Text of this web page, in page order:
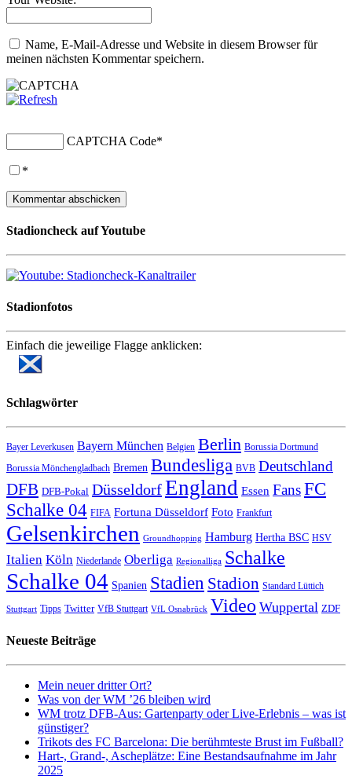
Name, E-Mail-Adresse und Website in diesem Browser für
meinen nächsten Kommentar speichern.
CAPTCHA Code*
*
Stadioncheck auf Youtube
Stadionfotos
Einfach die jeweilige Flagge anklicken:
Schlagwörter
Bayer Leverkusen Bayern München Belgien Berlin Borussia Dortmund
Borussia Mönchengladbach Bremen Bundesliga BVB Deutschland
DFB DFB-Pokal DüsseldorfEngland Essen FansFC
Schalke 04 FIFA Fortuna Düsseldorf Foto Frankfurt
Gelsenkirchen Groundhopping Hamburg Hertha BSC HSV
Italien Köln Niederlande Oberliga Regionalliga Schalke
Schalke 04 Spanien Stadien Stadion Standard Lüttich
Stuttgart Tipps Twitter VfB Stuttgart VfL Osnabrück Video Wuppertal ZDF
Neueste Beiträge
Mein neuer dritter Ort?
Was von der WM ’26 bleiben wird
WM trotz DFB-Aus: Gartenparty oder Live-Erlebnis – was ist
günstiger?
Trikots des FC Barcelona: Die berühmteste Brust im Fußball?
Hart-, Grand-, Ascheplätze: Eine Bestandsaufnahme im Jahr
2025